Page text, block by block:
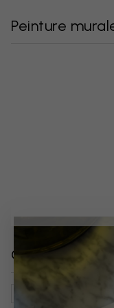
Peinture
Catégories
Vintage